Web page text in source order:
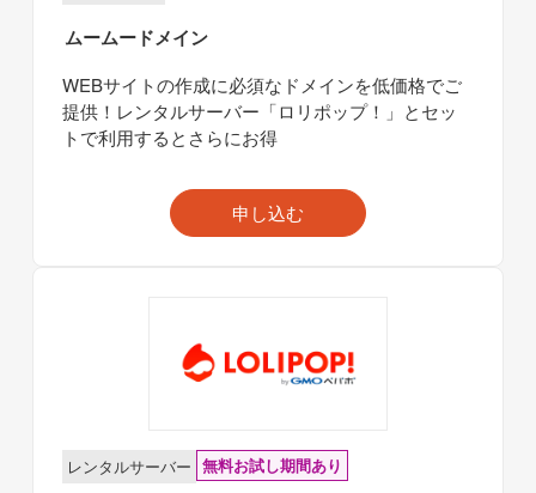
ムームードメイン
WEBサイトの作成に必須なドメインを低価格でご
提供！レンタルサーバー「ロリポップ！」とセッ
トで利用するとさらにお得
申し込む
レンタルサーバー 無料お試し期間あり